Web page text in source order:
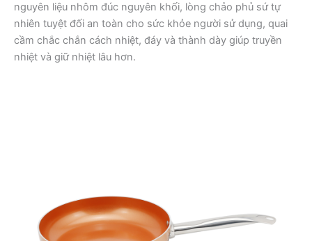
nguyên liệu nhôm đúc nguyên khối, lòng chảo phủ sứ tự
nhiên tuyệt đối an toàn cho sức khỏe người sử dụng, quai
cầm chắc chắn cách nhiệt, đáy và thành dày giúp truyền
nhiệt và giữ nhiệt lâu hơn.